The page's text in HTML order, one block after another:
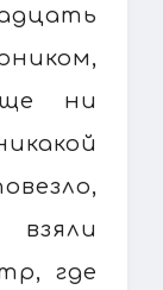
ни
где